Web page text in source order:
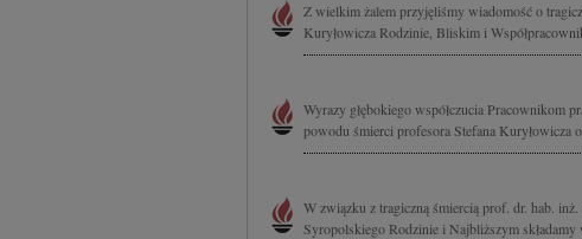
Z wielkim żalem przyjęliśmy wiadomość o
Kuryłowicza Rodzinie, Bliskim i
Wyrazy głębokiego współczucia Pracownikom
powodu śmierci profesora Stefana Kuryłowicza
W związku z tragiczną śmiercią prof. dr. hab.
Syropolskiego Rodzinie i Najbliższym składamy